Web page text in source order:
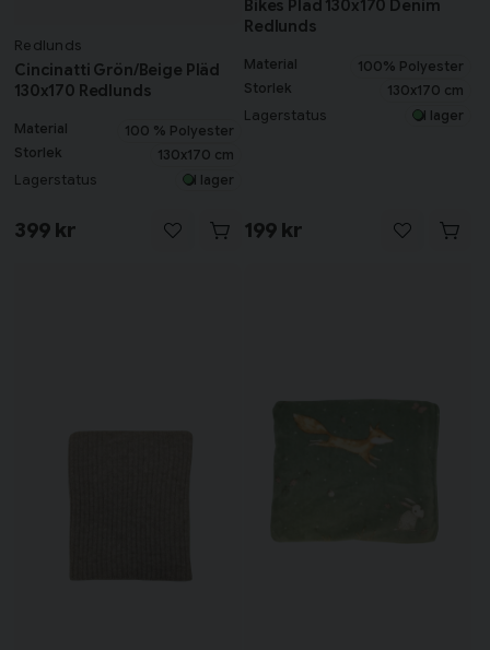
Redlunds
Cincinatti Grön/Beige Pläd
130x170 Redlunds
Material
100 % Polyester
Storlek
130x170 cm
Lagerstatus I lager
399 kr
Bikes Pläd 130x170 Denim
Redlunds
Material
100% Polyester
Storlek
130x170 cm
Lagerstatus I lager
199 kr